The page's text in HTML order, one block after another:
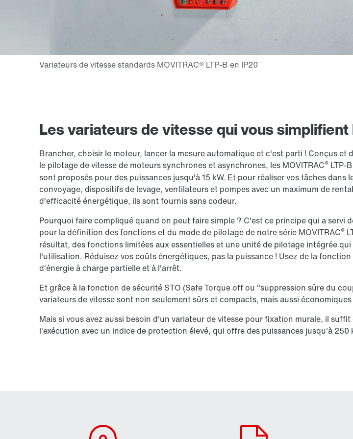
Les variateurs de vitesse qui vous simplifient
Brancher, choisir le moteur, lancer la mesure automatique et c'est parti ! Conçus et
le pilotage de vitesse de moteurs synchrones et asynchrones, les MOVITRAC® LTP-
sont proposés pour des puissances jusqu'à 15 kW. Et pour réaliser vos tâches dans
convoyage, dispositifs de levage, ventilateurs et pompes avec un maximum de
d'efficacité énergétique, ils sont fournis sans codeur.
Pourquoi faire compliqué quand on peut faire simple ? C'est ce principe qui a servi
pour la définition des fonctions et du mode de pilotage de notre série MOVITRAC®
résultat, des fonctions limitées aux essentielles et une unité de pilotage intégrée
l'utilisation. Réduisez vos coûts énergétiques, pas la puissance ! Usez de la
d'énergie à charge partielle et à l'arrêt.
Et grâce à la fonction de sécurité STO (Safe Torque off ou "suppression sûre du
variateurs de vitesse sont non seulement sûrs et compacts, mais aussi
Mais si vous avez aussi besoin d'un variateur de vitesse pour fixation murale, il
l'exécution avec un indice de protection élevé, qui offre des puissances jusqu'à 250